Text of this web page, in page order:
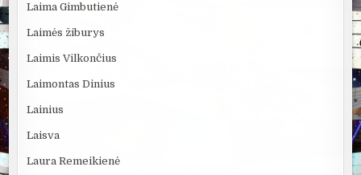
Laima Gimbutienė
Laimės žiburys
Laimis Vilkončius
Laimontas Dinius
Lainius
Laisva
Laura Remeikienė